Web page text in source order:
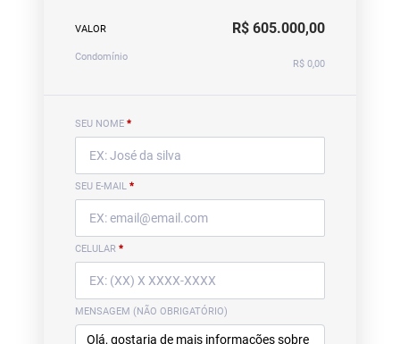
VALOR R$ 605.000,00
Condomínio
R$ 0,00
SEU NOME *
SEU E-MAIL *
CELULAR *
MENSAGEM (NÃO OBRIGATÓRIO)